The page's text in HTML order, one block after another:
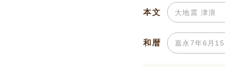
本文
和暦